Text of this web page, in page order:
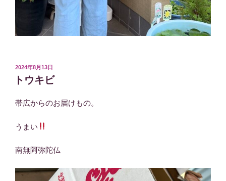
投
稿
日:
2024年8月13日
トウキビ
帯広からのお届けもの。
うまい
南無阿弥陀仏